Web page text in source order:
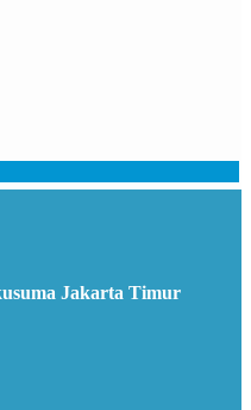
Jakarta Timur